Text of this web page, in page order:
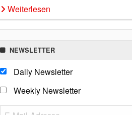
Weiterlesen
NEWSLETTER
Daily Newsletter
Weekly Newsletter